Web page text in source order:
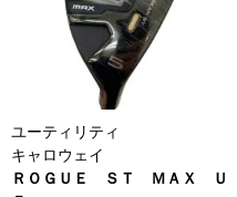
ユーティリティ
キャロウェイ
ＲＯＧＵＥ ＳＴ ＭＡＸ Ｕ